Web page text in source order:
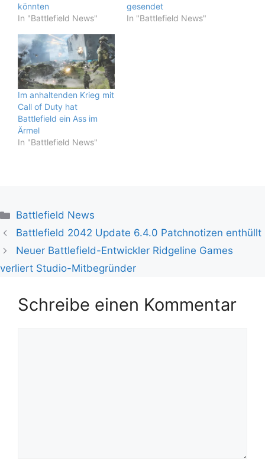
könnten
In "Battlefield News"
gesendet
In "Battlefield News"
Im anhaltenden Krieg mit
Call of Duty hat
Battlefield ein Ass im
Ärmel
In "Battlefield News"
Kategorien
Battlefield News
Battlefield 2042 Update 6.4.0 Patchnotizen enthüllt
Neuer Battlefield-Entwickler Ridgeline Games
verliert Studio-Mitbegründer
Schreibe einen Kommentar